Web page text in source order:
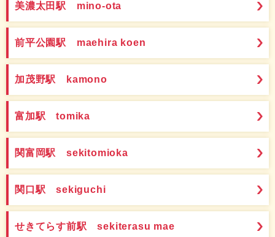
美濃太田駅 mino-ota
前平公園駅 maehira koen
加茂野駅 kamono
富加駅 tomika
関富岡駅 sekitomioka
関口駅 sekiguchi
せきてらす前駅 sekiterasu mae